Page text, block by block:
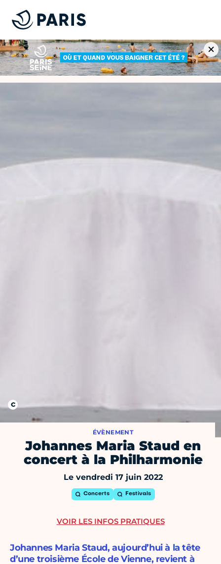
ÉVÈNEMENT
Johannes Maria Staud en
concert à la Philharmonie
Le vendredi 17 juin 2022
Concerts Festivals
Johannes Maria Staud, aujourd’hui à la tête
d’une troisième École de Vienne, revient à
VOIR LES INFOS PRATIQUES